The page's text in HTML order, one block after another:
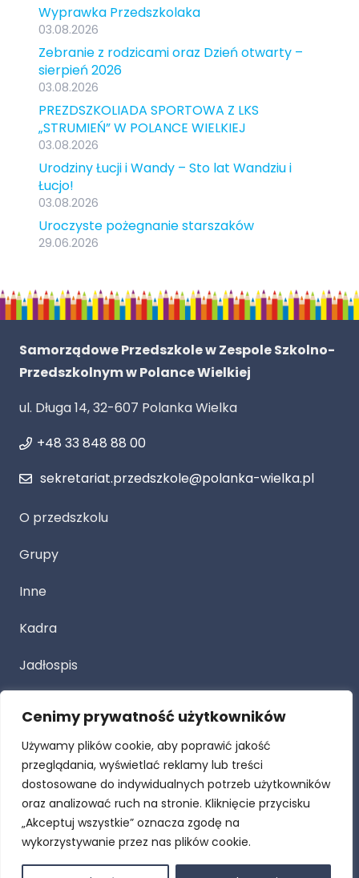
Cenimy prywatność użytkowników
Używamy plików cookie, aby poprawić jakość
przeglądania, wyświetlać reklamy lub treści
dostosowane do indywidualnych potrzeb użytkowników
oraz analizować ruch na stronie. Kliknięcie przycisku
„Akceptuj wszystkie” oznacza zgodę na
wykorzystywanie przez nas plików cookie.
Wyprawka Przedszkolaka
03.08.2026
Zebranie z rodzicami oraz Dzień otwarty –
sierpień 2026
03.08.2026
PREZDSZKOLIADA SPORTOWA Z LKS
„STRUMIEŃ” W POLANCE WIELKIEJ
03.08.2026
Urodziny Łucji i Wandy – Sto lat Wandziu i
Łucjo!
03.08.2026
Uroczyste pożegnanie starszaków
29.06.2026
Samorządowe Przedszkole w Zespole Szkolno-
Przedszkolnym w Polance Wielkiej
ul. Długa 14, 32-607 Polanka Wielka
+48 33 848 88 00
sekretariat.przedszkole@polanka-wielka.pl
O przedszkolu
Grupy
Inne
Kadra
Jadłospis
Przetarg
Dla Rodziców
Procedury
RODO
Deklaracja dostępności